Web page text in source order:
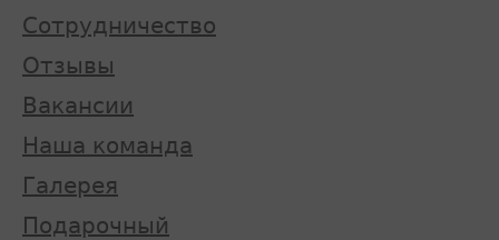
Сотрудничество
Отзывы
Вакансии
Наша команда
Галерея
Подарочный